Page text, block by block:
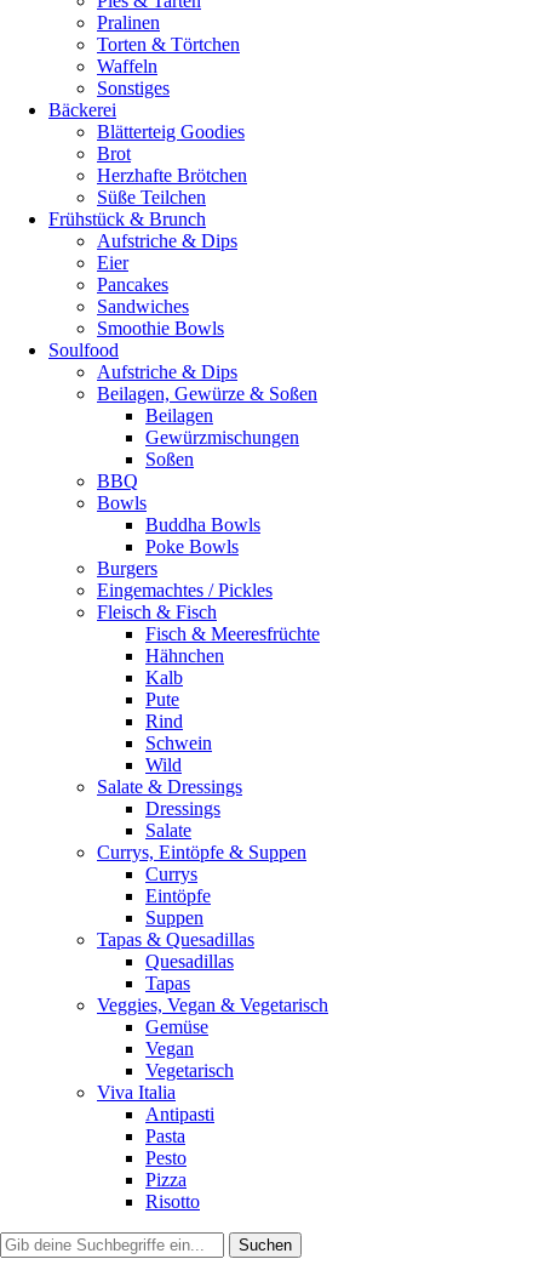
Pralinen
Torten & Törtchen
Waffeln
Sonstiges
Bäckerei
Blätterteig Goodies
Brot
Herzhafte Brötchen
Süße Teilchen
Frühstück & Brunch
Aufstriche & Dips
Eier
Pancakes
Sandwiches
Smoothie Bowls
Soulfood
Aufstriche & Dips
Beilagen, Gewürze & Soßen
Beilagen
Gewürzmischungen
Soßen
BBQ
Bowls
Buddha Bowls
Poke Bowls
Burgers
Eingemachtes / Pickles
Fleisch & Fisch
Fisch & Meeresfrüchte
Hähnchen
Kalb
Pute
Rind
Schwein
Wild
Salate & Dressings
Dressings
Salate
Currys, Eintöpfe & Suppen
Currys
Eintöpfe
Suppen
Tapas & Quesadillas
Quesadillas
Tapas
Veggies, Vegan & Vegetarisch
Gemüse
Vegan
Vegetarisch
Viva Italia
Antipasti
Pasta
Pesto
Pizza
Risotto